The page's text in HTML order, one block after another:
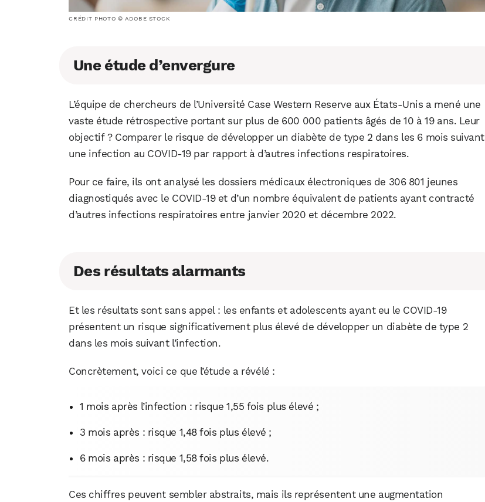
CRÉDIT PHOTO © ADOBE STOCK
Une étude d’envergure
L’équipe de chercheurs de l’Université Case Western Reserve aux États-Unis a mené une
vaste étude rétrospective portant sur plus de 600 000 patients âgés de 10 à 19 ans. Leur
objectif ? Comparer le risque de développer un diabète de type 2 dans les 6 mois suivant
une infection au COVID-19 par rapport à d’autres infections respiratoires.
Pour ce faire, ils ont analysé les dossiers médicaux électroniques de 306 801 jeunes
diagnostiqués avec le COVID-19 et d’un nombre équivalent de patients ayant contracté
d’autres infections respiratoires entre janvier 2020 et décembre 2022.
Des résultats alarmants
Et les résultats sont sans appel : les enfants et adolescents ayant eu le COVID-19
présentent un risque significativement plus élevé de développer un diabète de type 2
dans les mois suivant l’infection.
Concrètement, voici ce que l’étude a révélé :
1 mois après l’infection : risque 1,55 fois plus élevé ;
3 mois après : risque 1,48 fois plus élevé ;
6 mois après : risque 1,58 fois plus élevé.
Ces chiffres peuvent sembler abstraits, mais ils représentent une augmentation